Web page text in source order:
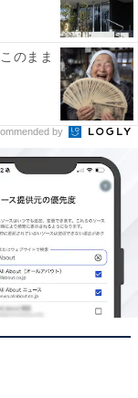
ト
のまま
by